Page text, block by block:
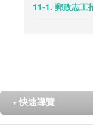
11-1. 郵政志工
▼ 快速導覽